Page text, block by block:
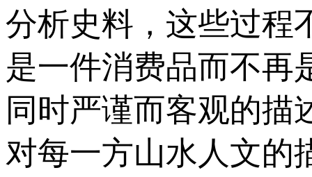
分析史料，这些过程
是一件消费品而不再
同时严谨而客观的描
对每一方山水人文的